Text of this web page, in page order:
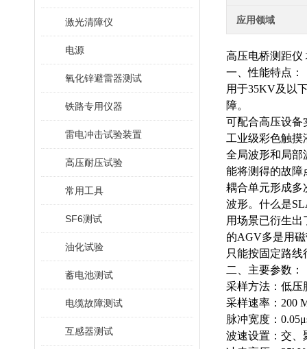
激光清障仪
电源
氧化锌避雷器测试
铁路专用仪器
雷电冲击试验装置
高压耐压试验
常用工具
SF6测试
油化试验
蓄电池测试
电缆故障测试
互感器测试
应用领域
高压电桥测距仪
一、性能特点：
用于35KV及以
障。
可配合高压设备
工业级彩色触
全局波形和局部
能将测得的故障
耦合单元形成多
波形。什么是
用场景已衍生
的AGV多是用
只能按固定路
二、主要参数：
采样方法：低压
采样速率： 200
脉冲宽度： 0.05μ
波速设置：交、